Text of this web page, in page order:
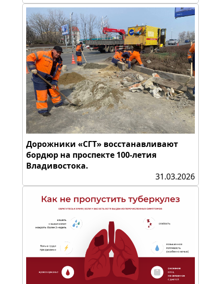
Дорожники «СГТ» восстанавливают
бордюр на проспекте 100-летия
Владивостока.
31.03.2026